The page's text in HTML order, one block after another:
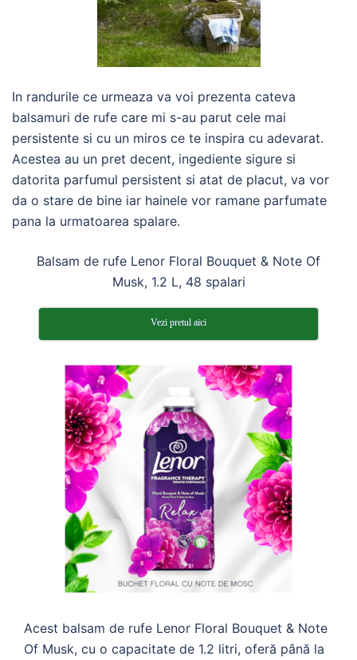
In randurile ce urmeaza va voi prezenta cateva
balsamuri de rufe care mi s-au parut cele mai
persistente si cu un miros ce te inspira cu adevarat.
Acestea au un pret decent, ingediente sigure si
datorita parfumul persistent si atat de placut, va vor
da o stare de bine iar hainele vor ramane parfumate
pana la urmatoarea spalare.
Balsam de rufe Lenor Floral Bouquet & Note Of
Musk, 1.2 L, 48 spalari
Vezi pretul aici
Acest balsam de rufe Lenor Floral Bouquet & Note
Of Musk, cu o capacitate de 1.2 litri, oferă până la